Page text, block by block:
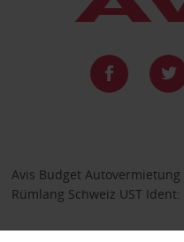
Avis Budget Autovermietung
Rümlang Schweiz UST Ident: